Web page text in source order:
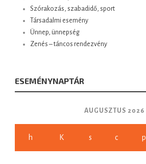
Szórakozás, szabadidő, sport
Társadalmi esemény
Ünnep, ünnepség
Zenés – táncos rendezvény
ESEMÉNYNAPTÁR
AUGUSZTUS 2026
h K s c p